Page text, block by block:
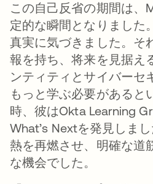
この自己反省の期間は、
定的な瞬間となりました
真実に気づきました。そ
報を持ち、将来を見据え
ンティティとサイバーセ
もっと学ぶ必要があると
時、彼はOkta Learning
What’s Nextを発見しま
熱を再燃させ、明確な道
な機会でした。